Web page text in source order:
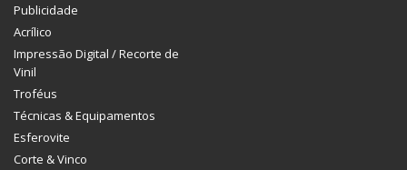
Publicidade
Acrílico
Impressão Digital / Recorte de
Vinil
Troféus
Técnicas & Equipamentos
Esferovite
Corte & Vinco